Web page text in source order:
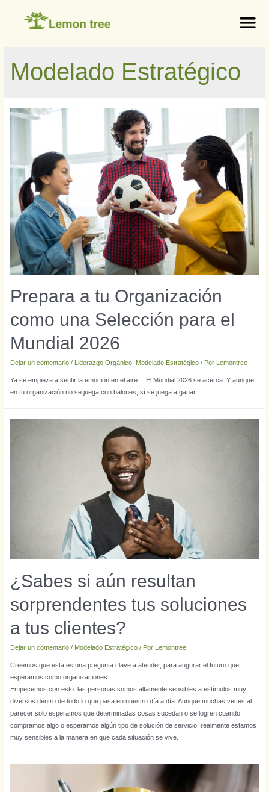
Modelado Estratégico
Prepara a tu Organización
como una Selección para el
Mundial 2026
Dejar un comentario / Liderazgo Orgánico, Modelado Estratégico/ Por Lemontree
Ya se empieza a sentir la emoción en el aire… El Mundial 2026 se acerca. Y aunque
en tu organización no se juega con balones, sí se juega a ganar.
¿Sabes si aún resultan
sorprendentes tus soluciones
a tus clientes?
Dejar un comentario / Modelado Estratégico/ Por Lemontree
Creemos que esta es una pregunta clave a atender, para augurar el futuro que
esperamos como organizaciones…
Empecemos con esto: las personas somos altamente sensibles a estímulos muy
diversos dentro de todo lo que pasa en nuestro día a día. Aunque muchas veces al
parecer solo esperamos que determinadas cosas sucedan o se logren cuando
compramos algo o esperamos algún tipo de solución de servicio, realmente estamos
muy sensibles a la manera en que cada situación se vive.